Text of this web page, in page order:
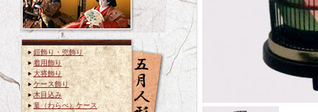
鎧飾り・兜飾り
着用飾り
大将飾り
ケース飾り
木目込み
童（わらべ）ケース